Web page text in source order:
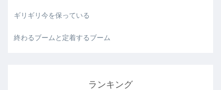
ギリギリ今を保っている
終わるブームと定着するブーム
ランキング